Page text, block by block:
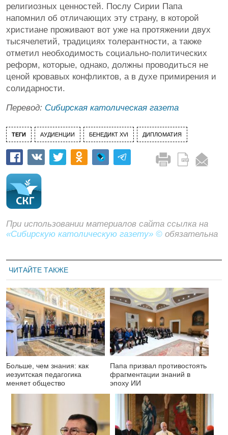
религиозных ценностей. Послу Сирии Папа
напомнил об отличающих эту страну, в которой
христиане проживают вот уже на протяжении двух
тысячелетий, традициях толерантности, а также
отметил необходимость социально-политических
реформ, которые, однако, должны проводиться не
ценой кровавых конфликтов, а в духе примирения и
солидарности.
Перевод: Сибирская католическая газета
ТЕГИ АУДИЕНЦИИ БЕНЕДИКТ XVI ДИПЛОМАТИЯ
При использовании материалов сайта ссылка на
«Сибирскую католическую газету» © обязательна
ЧИТАЙТЕ ТАКЖЕ
Больше, чем знания: как
иезуитская педагогика
меняет общество
Папа призвал противостоять
фрагментации знаний в
эпоху ИИ